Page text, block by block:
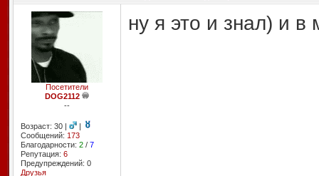
Посетители
DOG2112
--
Возраст: 30 |
|
Сообщений: 173
Благодарности: 2/ 7
Репутация: 6
Предупреждений: 0
Друзья
ну я это и знал) и